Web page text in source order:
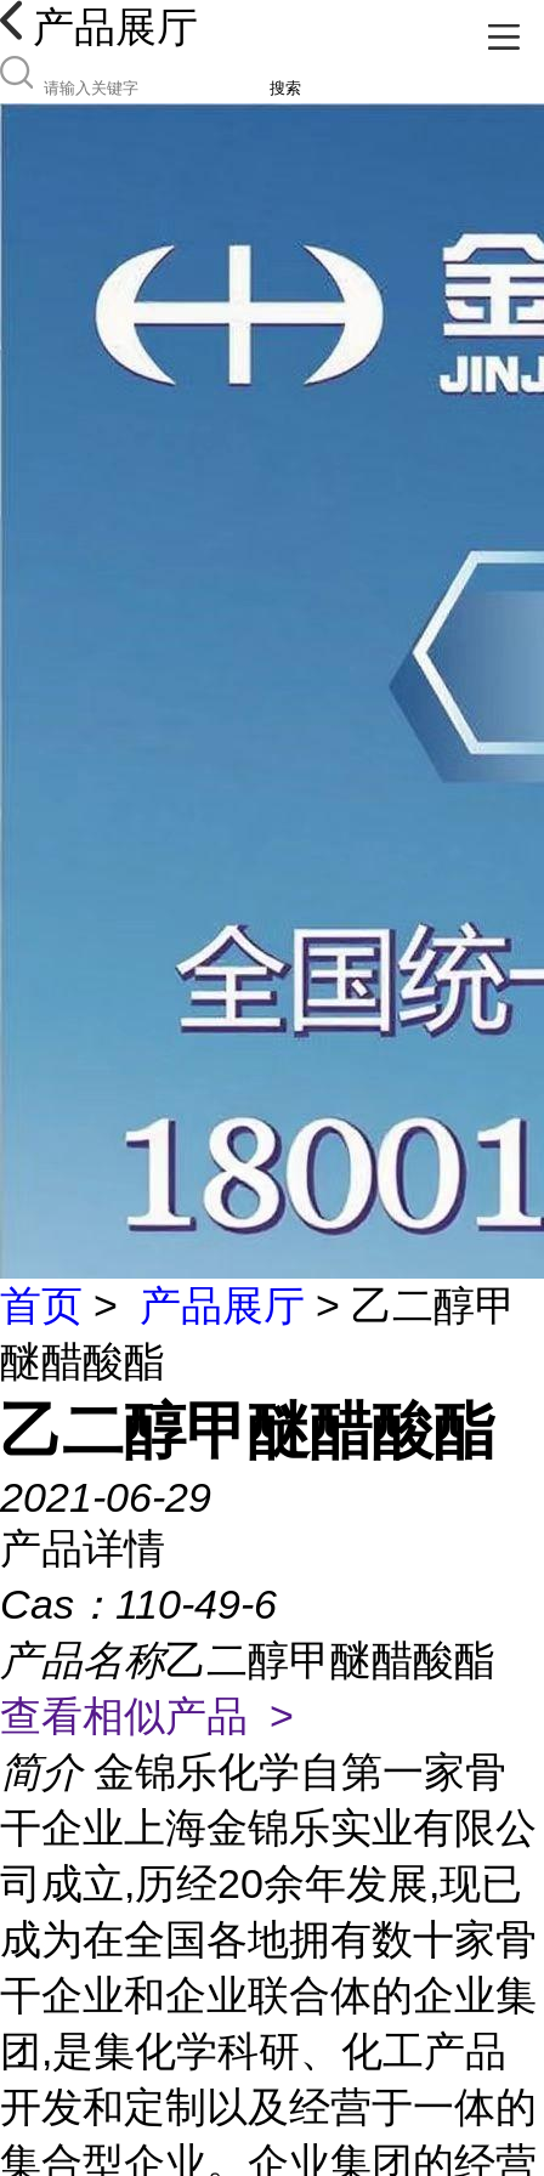
产品展厅
搜索
首页 > 产品展厅 > 乙二醇甲
醚醋酸酯
乙二醇甲醚醋酸酯
2021-06-29
产品详情
Cas： 110-49-6
产品名称乙二醇甲醚醋酸酯
查看相似产品 >
简介 金锦乐化学自第一家骨
干企业上海金锦乐实业有限公
司成立,历经20余年发展,现已
成为在全国各地拥有数十家骨
干企业和企业联合体的企业集
团,是集化学科研、化工产品
开发和定制以及经营于一体的
集合型企业。企业集团的经营